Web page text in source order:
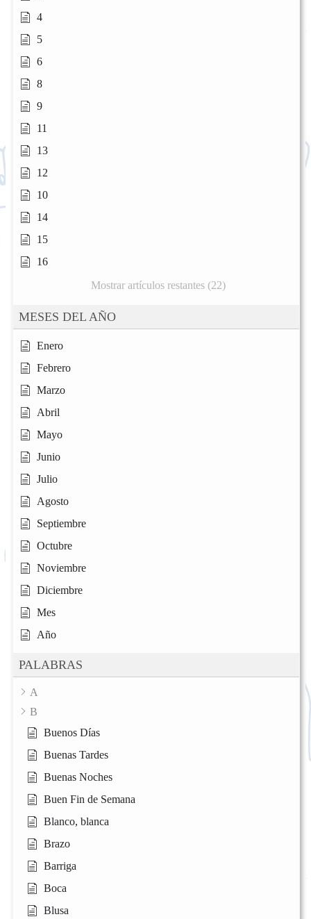
4
5
6
8
9
11
13
12
10
14
15
16
Mostrar artículos restantes (22)
MESES DEL AÑO
Enero
Febrero
Marzo
Abril
Mayo
Junio
Julio
Agosto
Septiembre
Octubre
Noviembre
Diciembre
Mes
Año
PALABRAS
A
B
Buenos Días
Buenas Tardes
Buenas Noches
Buen Fin de Semana
Blanco, blanca
Brazo
Barriga
Boca
Blusa